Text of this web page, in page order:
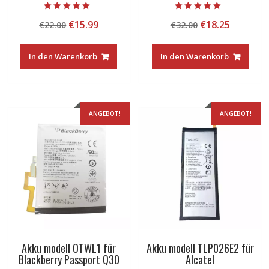
5.00
von 5
€22.00 Ursprünglicher
war:
€22.00
€15.99Aktueller
ist:
€15.99.
In den Warenkorb
5.00
von 5
€32.00 Ursprünglicher
war:
€32.00
€18.25
ist:
€18.25.
In den Warenkorb
ANGEBOT!
Akku modell OTWL1 für
Blackberry Passport Q30
ANGEBOT!
Akku modell TLP026E2 für
Alcatel